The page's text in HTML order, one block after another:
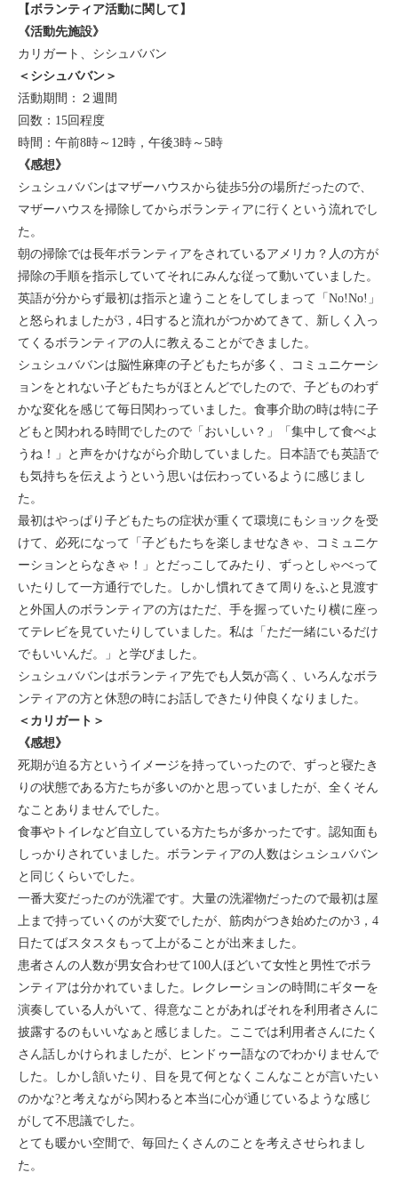
【ボランティア活動に関して】
《活動先施設》
カリガート、シシュババン
＜シシュババン＞
活動期間：２週間
回数：15回程度
時間：午前8時～12時，午後3時～5時
《感想》
シュシュババンはマザーハウスから徒歩5分の場所だったので、
マザーハウスを掃除してからボランティアに行くという流れでし
た。
朝の掃除では長年ボランティアをされているアメリカ？人の方が
掃除の手順を指示していてそれにみんな従って動いていました。
英語が分からず最初は指示と違うことをしてしまって「No!No!」
と怒られましたが3，4日すると流れがつかめてきて、新しく入っ
てくるボランティアの人に教えることができました。
シュシュババンは脳性麻痺の子どもたちが多く、コミュニケーシ
ョンをとれない子どもたちがほとんどでしたので、子どものわず
かな変化を感じて毎日関わっていました。食事介助の時は特に子
どもと関われる時間でしたので「おいしい？」「集中して食べよ
うね！」と声をかけながら介助していました。日本語でも英語で
も気持ちを伝えようという思いは伝わっているように感じまし
た。
最初はやっぱり子どもたちの症状が重くて環境にもショックを受
けて、必死になって「子どもたちを楽しませなきゃ、コミュニケ
ーションとらなきゃ！」とだっこしてみたり、ずっとしゃべって
いたりして一方通行でした。しかし慣れてきて周りをふと見渡す
と外国人のボランティアの方はただ、手を握っていたり横に座っ
てテレビを見ていたりしていました。私は「ただ一緒にいるだけ
でもいいんだ。」と学びました。
シュシュババンはボランティア先でも人気が高く、いろんなボラ
ンティアの方と休憩の時にお話しできたり仲良くなりました。
＜カリガート＞
《感想》
死期が迫る方というイメージを持っていったので、ずっと寝たき
りの状態である方たちが多いのかと思っていましたが、全くそん
なことありませんでした。
食事やトイレなど自立している方たちが多かったです。認知面も
しっかりされていました。ボランティアの人数はシュシュババン
と同じくらいでした。
一番大変だったのが洗濯です。大量の洗濯物だったので最初は屋
上まで持っていくのが大変でしたが、筋肉がつき始めたのか3，4
日たてばスタスタもって上がることが出来ました。
患者さんの人数が男女合わせて100人ほどいて女性と男性でボラ
ンティアは分かれていました。レクレーションの時間にギターを
演奏している人がいて、得意なことがあればそれを利用者さんに
披露するのもいいなぁと感じました。ここでは利用者さんにたく
さん話しかけられましたが、ヒンドゥー語なのでわかりませんで
した。しかし頷いたり、目を見て何となくこんなことが言いたい
のかな?と考えながら関わると本当に心が通じているような感じ
がして不思議でした。
とても暖かい空間で、毎回たくさんのことを考えさせられまし
た。